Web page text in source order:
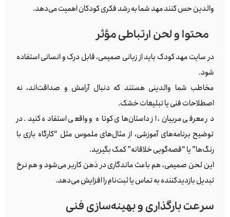
والدین حس کنند مهد شما به رشد فکری کودکان اهمیت می‌دهد.
محتوا و لحن ارتباطی مؤثر
در سایت مهد کودک باید از زبانی صمیمی، قابل درک و انسانی استفاده
شود.
مخاطب شما والدینی هستند که دنبال آرامش و صداقت‌اند، نه
اصطلاحات فنی یا تبلیغات خشک.
در معرفی مربیان، از داستان‌های کوتاه و واقعی استفاده کنید. در
توضیح برنامه‌های آموزشی، از مثال‌های ملموس مثل “کارگاه بازی با
رنگ‌ها” یا “قصه‌گویی خلاقانه” کمک بگیرید.
این لحن صمیمی، هم باعث ماندگاری در ذهن کاربر می‌شود و هم نرخ
تبدیل بازدیدکننده به تماس یا ثبت‌نام را افزایش می‌دهد.
سرعت بارگذاری و بهینه‌سازی فنی